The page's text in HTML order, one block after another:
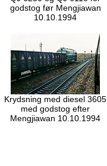
godstog før Mengjiawan
10.10.1994
Krydsning med diesel 3605
med godstog efter
Mengjiawan 10.10.1994